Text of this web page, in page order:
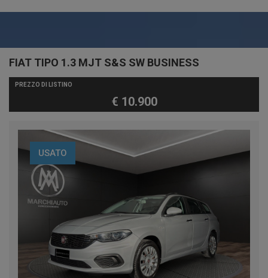
FIAT TIPO 1.3 MJT S&S SW BUSINESS
PREZZO DI LISTINO
€ 10.900
USATO